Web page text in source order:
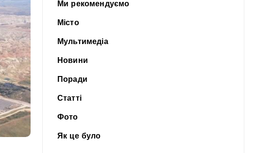
Ми рекомендуємо
Місто
Мультимедіа
Новини
Поради
Статті
Фото
Як це було